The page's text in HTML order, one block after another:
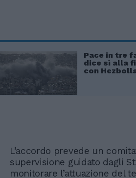
Pace in tre
dice sì alla
con
L’accordo prevede un
supervisione guidato dagli
monitorare l’attuazione del